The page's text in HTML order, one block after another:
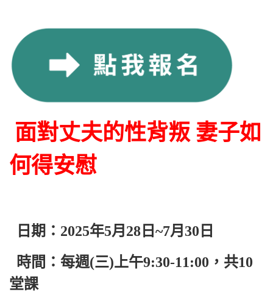
面對丈夫的性背叛 妻子如
何得安慰
日期：2025年5月28日~7月30日
時間：每週(三)上午9:30-11:00，共10
堂課